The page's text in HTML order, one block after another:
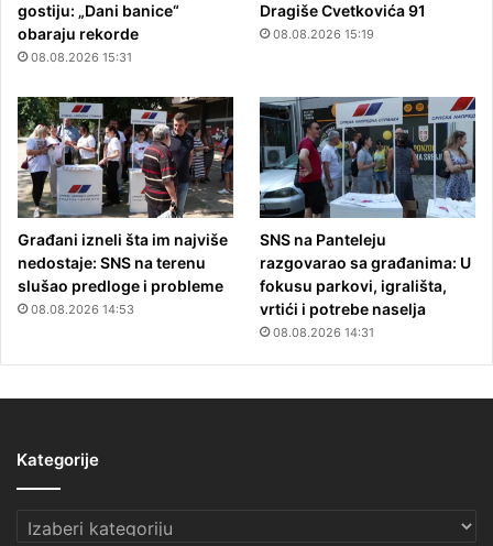
gostiju: „Dani banice“
obaraju rekorde
08.08.2026 15:31
Dragiše Cvetkovića 91
08.08.2026 15:19
Građani izneli šta im najviše
nedostaje: SNS na terenu
slušao predloge i probleme
08.08.2026 14:53
SNS na Panteleju
razgovarao sa građanima: U
fokusu parkovi, igrališta,
vrtići i potrebe naselja
08.08.2026 14:31
Kategorije
Kategorije